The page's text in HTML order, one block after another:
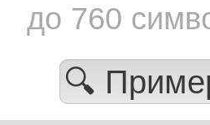
до 760
🔍